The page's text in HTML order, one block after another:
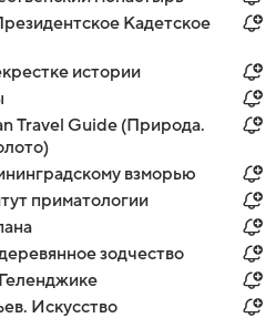
Кадетское
истории
Travel Guide (Природа.
взморью
приматологии
зодчество
Искусство